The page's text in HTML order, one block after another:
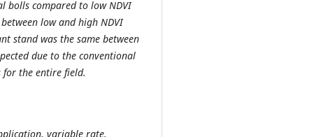
bolls compared to low NDVI
low and high NDVI
stand was the same between
due to the conventional
for the entire field.
variable rate,